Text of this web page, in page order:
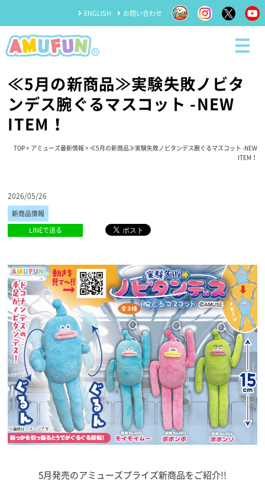
ENGLISH お問い合わせ
≪5月の新商品≫実験失敗ノビタ
ンデス腕ぐるマスコット -NEW
ITEM！
TOP> アミューズ最新情報> ≪5月の新商品≫実験失敗ノビタンデス腕ぐるマスコット -NEW
ITEM！
2026/05/26
新商品情報
LINEで送る
5月発売のアミューズプライズ新商品をご紹介!!